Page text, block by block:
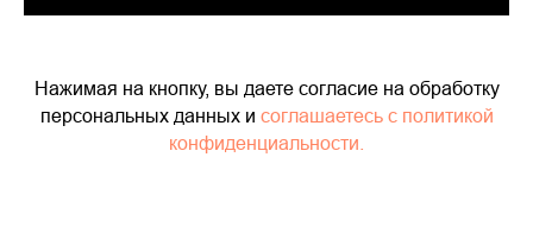
Нажимая на кнопку, вы даете согласие на обработку
персональных данных и соглашаетесь c политикой
конфиденциальности.